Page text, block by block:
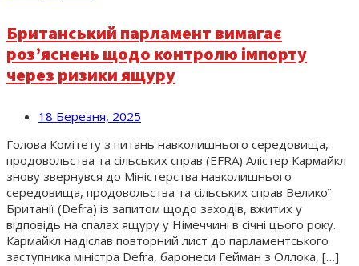
Британський парламент вимагає
роз’яснень щодо контролю імпорту
через ризики ящуру
18 Березня, 2025
Голова Комітету з питань навколишнього середовища,
продовольства та сільських справ (EFRA) Алістер Кармайкл
знову звернувся до Міністерства навколишнього
середовища, продовольства та сільських справ Великої
Британії (Defra) із запитом щодо заходів, вжитих у
відповідь на спалах ящуру у Німеччині в січні цього року.
Кармайкл надіслав повторний лист до парламентського
заступника міністра Defra, баронеси Гейман з Оллока, […]